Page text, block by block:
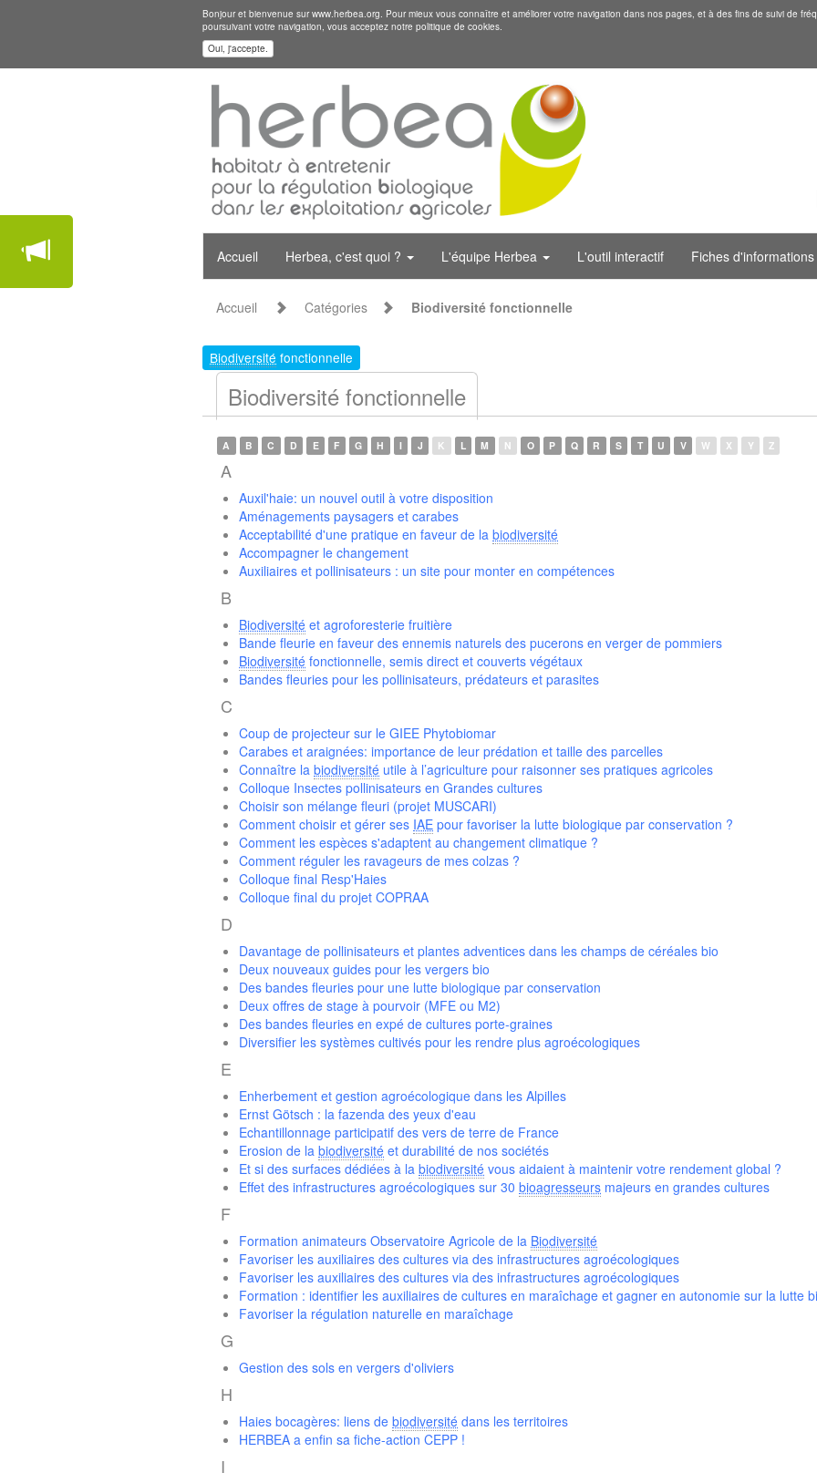
Bonjour et bienvenue sur www.herbea.org. Pour mieux vous connaître et améliorer votre navigation dans nos pages, et à des fins de suivi de
poursuivant votre navigation, vous acceptez notre politique de cookies.
Oui, j'accepte.
Accueil Herbea, c'est quoi ? L'équipe Herbea L'outil interactif Fiches d'informations
Accueil Catégories Biodiversité fonctionnelle
Biodiversité fonctionnelle
Biodiversité fonctionnelle
A B C D E F G H I J K L M N O P Q R S T U V W X Y Z
A
Auxil'haie: un nouvel outil à votre disposition
Aménagements paysagers et carabes
Acceptabilité d'une pratique en faveur de la biodiversité
Accompagner le changement
Auxiliaires et pollinisateurs : un site pour monter en compétences
B
Biodiversité et agroforesterie fruitière
Bande fleurie en faveur des ennemis naturels des pucerons en verger de pommiers
Biodiversité fonctionnelle, semis direct et couverts végétaux
Bandes fleuries pour les pollinisateurs, prédateurs et parasites
C
Coup de projecteur sur le GIEE Phytobiomar
Carabes et araignées: importance de leur prédation et taille des parcelles
Connaître la biodiversité utile à l’agriculture pour raisonner ses pratiques agricoles
Colloque Insectes pollinisateurs en Grandes cultures
Choisir son mélange fleuri (projet MUSCARI)
Comment choisir et gérer ses IAE pour favoriser la lutte biologique par conservation ?
Comment les espèces s'adaptent au changement climatique ?
Comment réguler les ravageurs de mes colzas ?
Colloque final Resp'Haies
Colloque final du projet COPRAA
D
Davantage de pollinisateurs et plantes adventices dans les champs de céréales bio
Deux nouveaux guides pour les vergers bio
Des bandes fleuries pour une lutte biologique par conservation
Deux offres de stage à pourvoir (MFE ou M2)
Des bandes fleuries en expé de cultures porte-graines
Diversifier les systèmes cultivés pour les rendre plus agroécologiques
E
Enherbement et gestion agroécologique dans les Alpilles
Ernst Götsch : la fazenda des yeux d'eau
Echantillonnage participatif des vers de terre de France
Erosion de la biodiversité et durabilité de nos sociétés
Et si des surfaces dédiées à la biodiversité vous aidaient à maintenir votre rendement global ?
Effet des infrastructures agroécologiques sur 30 bioagresseurs majeurs en grandes cultures
F
Formation animateurs Observatoire Agricole de la Biodiversité
Favoriser les auxiliaires des cultures via des infrastructures agroécologiques
Favoriser les auxiliaires des cultures via des infrastructures agroécologiques
Formation : identifier les auxiliaires de cultures en maraîchage et gagner en autonomie sur la lutte
Favoriser la régulation naturelle en maraîchage
G
Gestion des sols en vergers d'oliviers
H
Haies bocagères: liens de biodiversité dans les territoires
HERBEA a enfin sa fiche-action CEPP !
I